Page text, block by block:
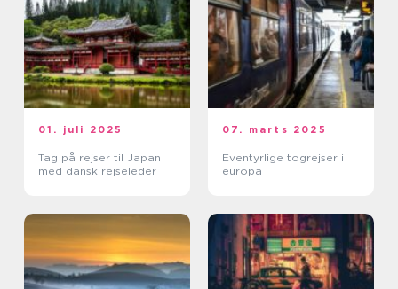
01. juli 2025
Tag på rejser til Japan
med dansk rejseleder
07. marts 2025
Eventyrlige togrejser i
europa